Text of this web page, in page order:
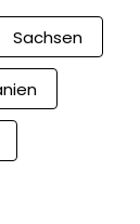
Sachsen